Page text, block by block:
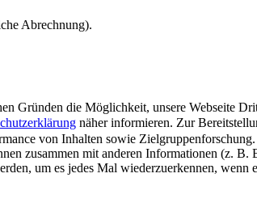
Abrechnung).
Gründen die Möglichkeit, unsere Webseite
näher informieren. Zur
von Inhalten sowie
zusammen mit anderen Informationen (z.
um es jedes Mal wiederzuerkennen,